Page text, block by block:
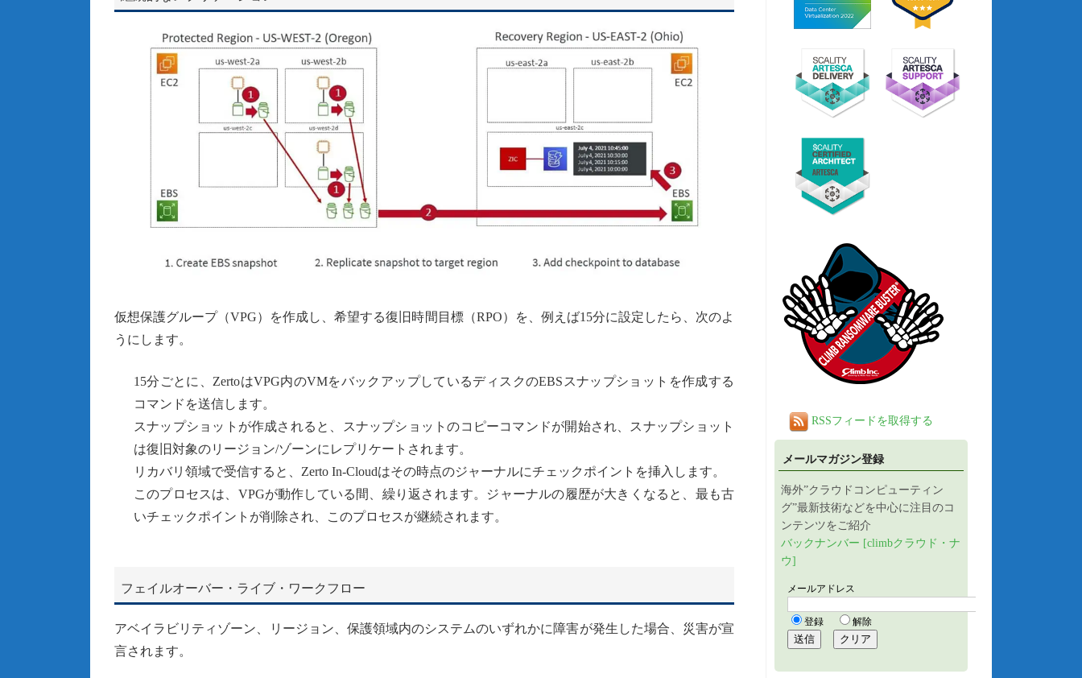
仮想保護グループ（VPG）を作成し、希望する復旧時間目標（RPO）を、例えば15分に設定したら、次のよ
うにします。
15分ごとに、ZertoはVPG内のVMをバックアップしているディスクのEBSスナップショットを作成する
コマンドを送信します。
スナップショットが作成されると、スナップショットのコピーコマンドが開始され、スナップショット
は復旧対象のリージョン/ゾーンにレプリケートされます。
リカバリ領域で受信すると、Zerto In-Cloudはその時点のジャーナルにチェックポイントを挿入します。
このプロセスは、VPGが動作している間、繰り返されます。ジャーナルの履歴が大きくなると、最も古
いチェックポイントが削除され、このプロセスが継続されます。
フェイルオーバー・ライブ・ワークフロー
アベイラビリティゾーン、リージョン、保護領域内のシステムのいずれかに障害が発生した場合、災害が宣
言されます。
RSSフィードを取得する
メールマガジン登録
海外”クラウドコンピューティン
グ”最新技術などを中心に注目のコ
ンテンツをご紹介
バックナンバー [climbクラウド・ナ
ウ]